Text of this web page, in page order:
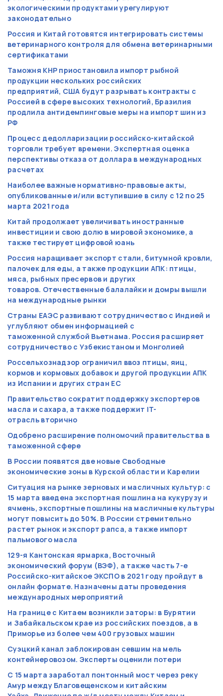
экологическими продуктами урегулируют
законодательно
Россия и Китай готовятся интегрировать системы
ветеринарного контроля для обмена ветеринарными
сертификатами
Таможня КНР приостановила импорт рыбной
продукции нескольких российских
предприятий, США будут разрывать контракты с
Россией в сфере высоких технологий, Бразилия
продлила антидемпинговые меры на импорт шин из
РФ
Процесс дедолларизации российско-китайской
торговли требует времени. Экспертная оценка
перспективы отказа от доллара в международных
расчетах
Наиболее важные нормативно-правовые акты,
опубликованные и/или вступившие в силу с 12 по 25
марта 2021 года
Китай продолжает увеличивать иностранные
инвестиции и свою долю в мировой экономике, а
также тестирует цифровой юань
Россия наращивает экспорт стали, битумной кровли,
палочек для еды, а также продукции АПК: птицы,
мяса, рыбных пресервов и других
товаров. Отечественные балалайки и домры вышли
на международные рынки
Страны ЕАЭС развивают сотрудничество с Индией и
углубляют обмен информацией с
таможенной службой Вьетнама. Россия расширяет
сотрудничество с Узбекистаном и Монголией
Россельхознадзор ограничил ввоз птицы, яиц,
кормов и кормовых добавок и другой продукции АПК
из Испании и других стран ЕС
Правительство сократит поддержку экспортеров
масла и сахара, а также поддержит IT-
отрасль вторично
Одобрено расширение полномочий правительства в
таможенной сфере
В России появятся две новые Свободные
экономические зоны в Курской области и Карелии
Ситуация на рынке зерновых и масличных культур: с
15 марта введена экспортная пошлина на кукурузу и
ячмень, экспортные пошлины на масличные культуры
могут повысить до 50%. В России стремительно
растет рынок и экспорт рапса, а также импорт
пальмового масла
129-я Кантонская ярмарка, Восточный
экономический форум (ВЭФ), а также часть 7-е
Российско-китайское ЭКСПО в 2021 году пройдут в
онлайн формате. Назначены даты проведения
международных мероприятий
На границе с Китаем возникли заторы: в Бурятии
и Забайкальском крае из российских поездов, а в
Приморье из более чем 400 грузовых машин
Суэцкий канал заблокирован севшим на мель
контейнеровозом. Эксперты оценили потери
С 15 марта заработал понтонный мост через реку
Амур между Благовещенском и китайским